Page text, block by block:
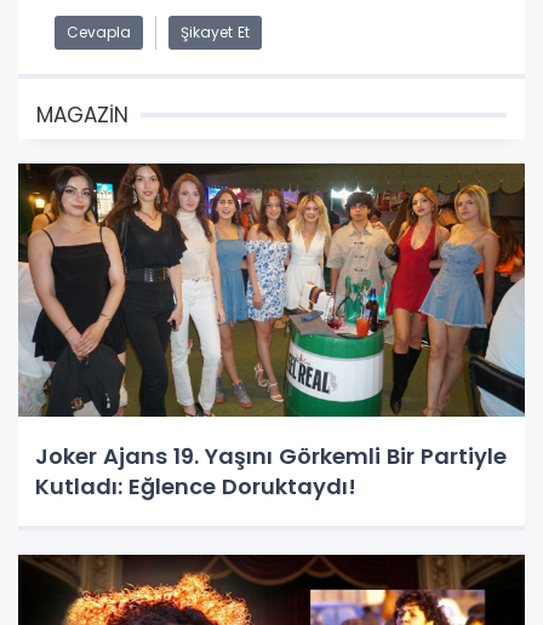
Cevapla Şikayet Et
MAGAZİN
Joker Ajans 19. Yaşını Görkemli Bir Partiyle
Kutladı: Eğlence Doruktaydı!